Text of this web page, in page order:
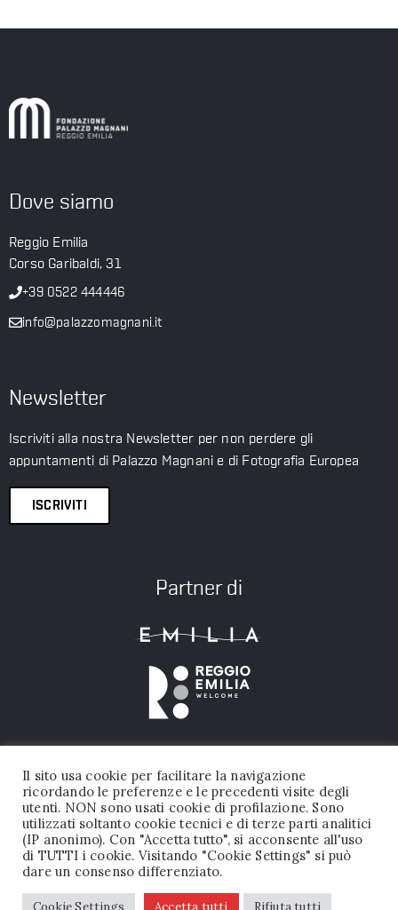
Dove siamo
Reggio Emilia
Corso Garibaldi, 31
+39 0522 444446
info@palazzomagnani.it
Newsletter
Iscriviti alla nostra Newsletter per non perdere gli
appuntamenti di Palazzo Magnani e di Fotografia Europea
ISCRIVITI
Partner di
FONDAZIONE PALAZZO MAGNANI © 2026 TUTTI I DIRITTI RISERVATI |
P.IVA 02456050356
PRIVACY POLICY|DICHIARAZIONE DI ACCESSIBILITA’
Il sito usa cookie per facilitare la navigazione
ricordando le preferenze e le precedenti visite degli
utenti. NON sono usati cookie di profilazione. Sono
utilizzati soltanto cookie tecnici e di terze parti analitici
(IP anonimo). Con "Accetta tutto", si acconsente all'uso
di TUTTI i cookie. Visitando "Cookie Settings" si può
dare un consenso differenziato.
Cookie Settings Accetta tutti Rifiuta tutti